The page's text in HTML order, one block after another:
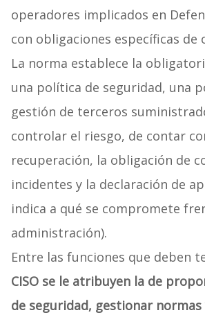
operadores implicados en
con obligaciones específicas de
La norma establece la
una política de seguridad, una
gestión de terceros
controlar el riesgo, de contar
recuperación, la obligación de
incidentes y la declaración de
indica a qué se compromete
administración).
Entre las funciones que deben
CISO se le atribuyen la de
de seguridad, gestionar normas